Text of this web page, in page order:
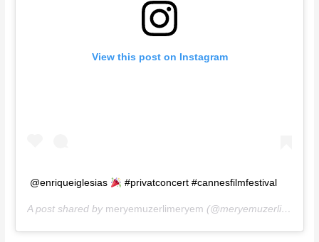
View this post on Instagram
@enriqueiglesias #privatconcert #cannesfilmfestival
A post shared by meryemuzerlimeryem (@meryemuzerlimeryem) on